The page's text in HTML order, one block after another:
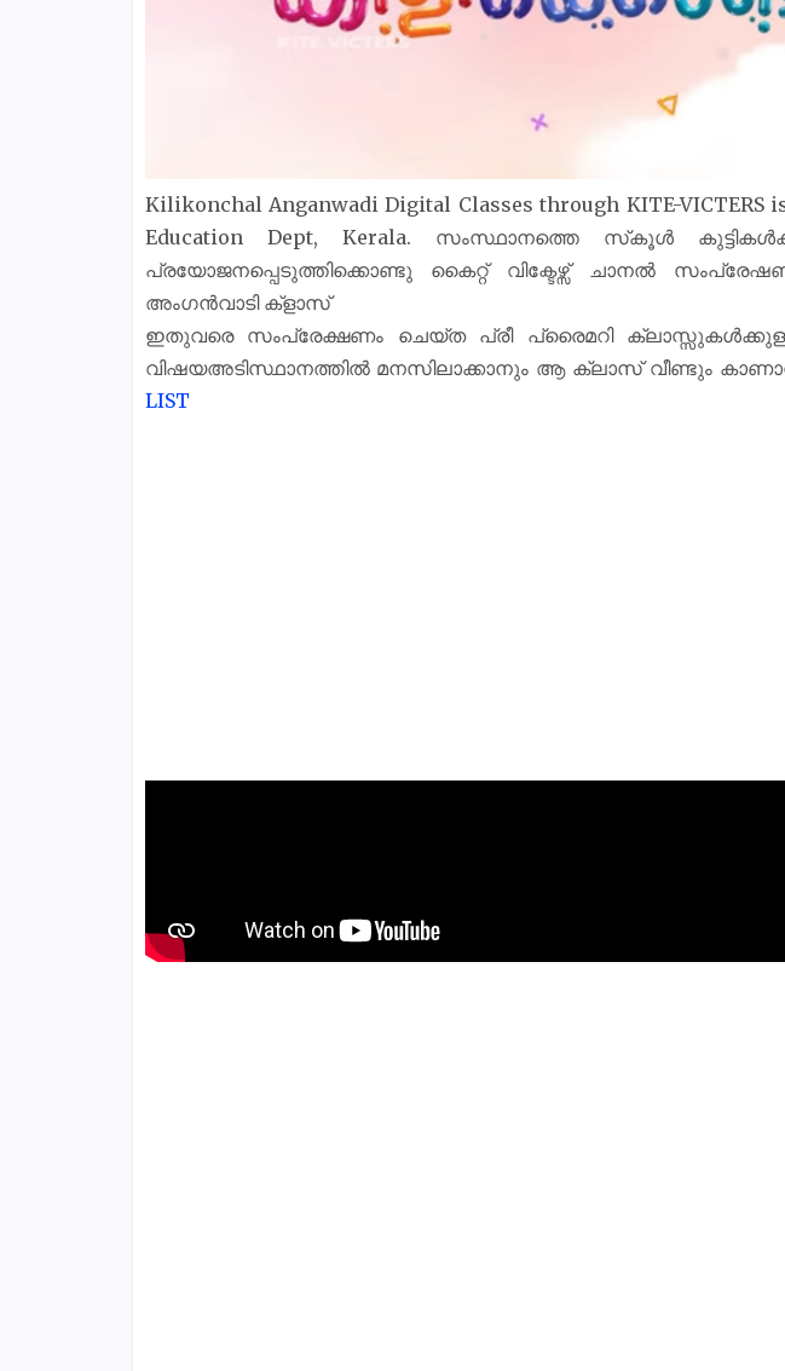
Kilikonchal Anganwadi Digital Classes through KITE-VICTERS
Education Dept, Kerala. സംസ്ഥാനത്തെ സ്‌കൂൾ
പ്രയോജനപ്പെടുത്തിക്കൊണ്ടു കൈറ്റ് വിക്ടേഴ്സ് ചാനല്‍
അംഗൻവാടി ക്‌ളാസ്‌
ഇതുവരെ സംപ്രേക്ഷണം ചെയ്ത പ്രീ പ്രൈമറി
വിഷയഅടിസ്ഥാനത്തിൽ മനസിലാക്കാനും ആ ക്ലാസ് വീണ്ടും
LIST